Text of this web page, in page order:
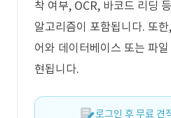
착 여부, OCR, 바코드 리딩
알고리즘이 포함됩니다. 또
어와 데이터베이스 또는 파
현됩니다.
로그인 후 무료 견